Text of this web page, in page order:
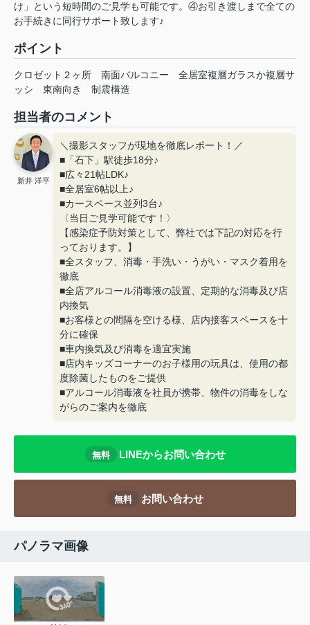
け」という短時間のご見学も可能です。④お引き渡しまで全ての
お手続きに同行サポート致します♪
ポイント
クロゼット２ヶ所 南面バルコニー
全居室複層ガラスか複層サ
ッシ
東南向き 制震構造
担当者のコメント
新井 洋平
＼撮影スタッフが現地を徹底レポート！／
■「石下」駅徒歩18分♪
■広々21帖LDK♪
■全居室6帖以上♪
■カースペース並列3台♪
〈当日ご見学可能です！〉
【感染症予防対策として、弊社では下記の対応を行
っております。】
■全スタッフ、消毒・手洗い・うがい・マスク着用を
徹底
■全店アルコール消毒液の設置、定期的な消毒及び店
内換気
■お客様との間隔を空ける様、店内接客スペースを十
分に確保
■車内換気及び消毒を適宜実施
■店内キッズコーナーのお子様用の玩具は、使用の都
度除菌したものをご提供
■アルコール消毒液を社員が携帯、物件の消毒をしな
がらのご案内を徹底
無料 LINEからお問い合わせ
無料 お問い合わせ
パノラマ画像